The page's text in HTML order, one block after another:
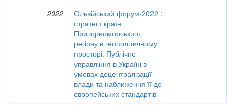
2022
Ольвійський форум-2022 :
стратегії країн
Причорноморського
регіону в геополітичному
просторі. Публічне
управління в Україні в
умовах децентралізації
влади та наближення її до
європейських стандартів